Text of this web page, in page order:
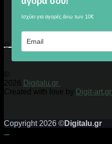
Ισχύει για αγορές άνω των 10€
© 2026 Digitalu.gr
©
2026 Digitalu.gr
Created with love by Digit-art.gr
Copyright 2026 ©Digitalu.gr